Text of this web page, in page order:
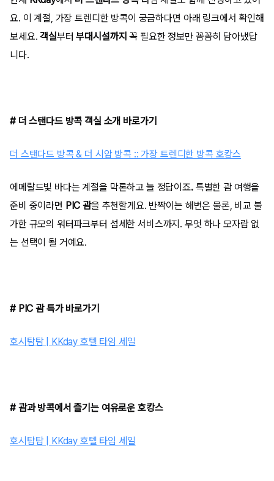
요. 이 계절, 가장 트렌디한 방콕이 궁금하다면 아래 링크에서 확인해
보세요.객실부터부대시설까지꼭 필요한 정보만 꼼꼼히 담아냈답
니다.
# 더 스탠다드 방콕 객실 소개 바로가기
더 스탠다드 방콕 & 더 시암 방콕 :: 가장 트렌디한 방콕 호캉스
에메랄드빛 바다는 계절을 막론하고 늘 정답이죠. 특별한 괌 여행을
준비 중이라면 PIC 괌을 추천할게요. 반짝이는 해변은 물론, 비교 불
가한 규모의 워터파크부터 섬세한 서비스까지. 무엇 하나 모자람 없
는 선택이 될 거예요.
# PIC 괌 특가 바로가기
호시탐탐 | KKday 호텔 타임 세일
# 괌과 방콕에서 즐기는 여유로운 호캉스
호시탐탐 | KKday 호텔 타임 세일